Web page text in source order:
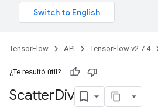
TensorFlow API TensorFlow v2.7.4
¿Te resultó útil?
ScatterDiv